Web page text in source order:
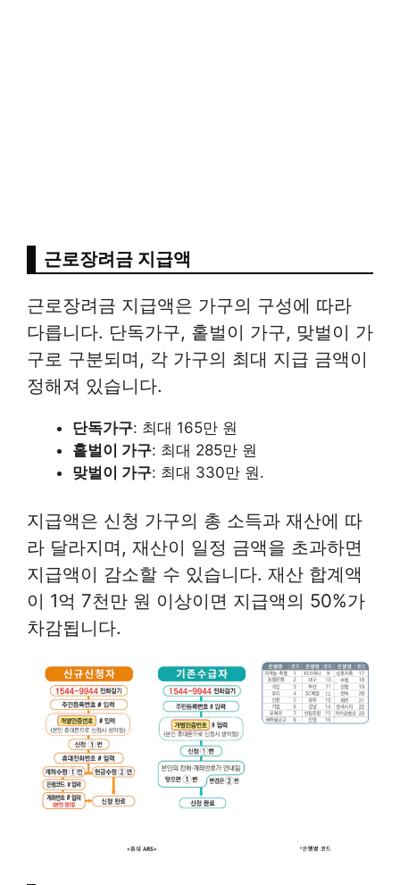
근로장려금 지급액
근로장려금 지급액은 가구의 구성에 따라
다릅니다. 단독가구, 홑벌이 가구, 맞벌이 가
구로 구분되며, 각 가구의 최대 지급 금액이
정해져 있습니다.
단독가구: 최대 165만 원
홑벌이 가구: 최대 285만 원
맞벌이 가구: 최대 330만 원.
지급액은 신청 가구의 총 소득과 재산에 따
라 달라지며, 재산이 일정 금액을 초과하면
지급액이 감소할 수 있습니다. 재산 합계액
이 1억 7천만 원 이상이면 지급액의 50%가
차감됩니다.